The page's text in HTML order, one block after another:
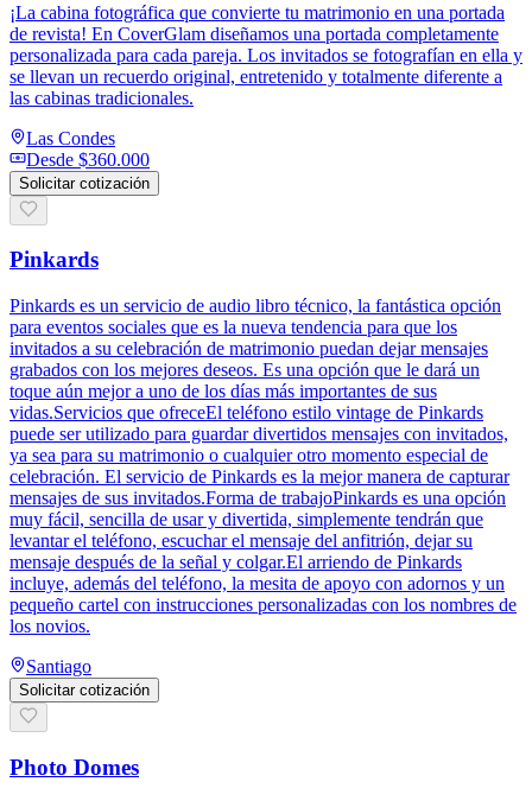
¡La cabina fotográfica que convierte tu matrimonio en una portada
de revista! En CoverGlam diseñamos una portada completamente
personalizada para cada pareja. Los invitados se fotografían en ella y
se llevan un recuerdo original, entretenido y totalmente diferente a
las cabinas tradicionales.
Las Condes
Desde $360.000
Solicitar cotización
Pinkards
Pinkards es un servicio de audio libro técnico, la fantástica opción
para eventos sociales que es la nueva tendencia para que los
invitados a su celebración de matrimonio puedan dejar mensajes
grabados con los mejores deseos. Es una opción que le dará un
toque aún mejor a uno de los días más importantes de sus
vidas.Servicios que ofreceEl teléfono estilo vintage de Pinkards
puede ser utilizado para guardar divertidos mensajes con invitados,
ya sea para su matrimonio o cualquier otro momento especial de
celebración. El servicio de Pinkards es la mejor manera de capturar
mensajes de sus invitados.Forma de trabajoPinkards es una opción
muy fácil, sencilla de usar y divertida, simplemente tendrán que
levantar el teléfono, escuchar el mensaje del anfitrión, dejar su
mensaje después de la señal y colgar.El arriendo de Pinkards
incluye, además del teléfono, la mesita de apoyo con adornos y un
pequeño cartel con instrucciones personalizadas con los nombres de
los novios.
Santiago
Solicitar cotización
Photo Domes